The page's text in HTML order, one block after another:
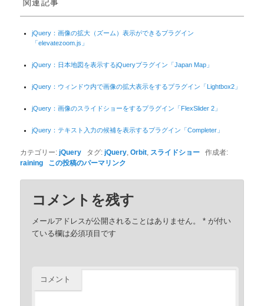
関連記事
jQuery：画像の拡大（ズーム）表示ができるプラグイン
「elevatezoom.js」
jQuery：日本地図を表示するjQueryプラグイン「Japan Map」
jQuery：ウィンドウ内で画像の拡大表示をするプラグイン「Lightbox2」
jQuery：画像のスライドショーをするプラグイン「FlexSlider 2」
jQuery：テキスト入力の候補を表示するプラグイン「Completer」
カテゴリー:jQuery タグ:jQuery ,Orbit スライドショー 作成者:
raining この投稿のパーマリンク
コメントを残す
メールアドレスが公開されることはありません。 *が付い
ている欄は必須項目です
コメント